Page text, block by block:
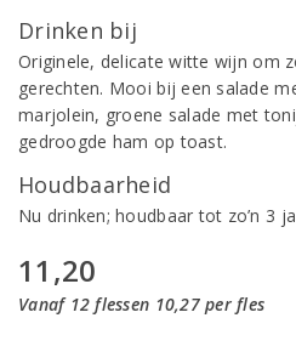
Drinken bij
Originele, delicate witte wijn om
gerechten. Mooi bij een salade
marjolein, groene salade met
gedroogde ham op toast.
Houdbaarheid
Nu drinken; houdbaar tot zo’n 3
11,20
Vanaf 12 flessen 10,27 per fles